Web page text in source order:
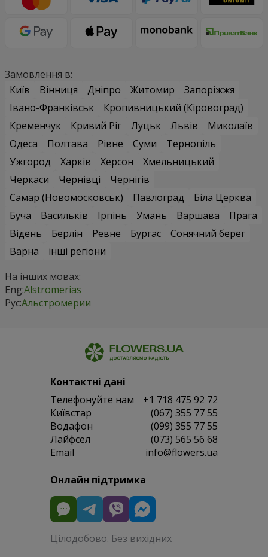
Замовлення в:
Київ
Вінниця Дніпро Житомир
Запоріжжя
Івано-Франківськ
Кропивницький (Кіровоград)
Кременчук
Кривий Ріг Луцьк Львів
Миколаїв
Одеса
Полтава Рівне Суми
Тернопіль
Ужгород
Харків Херсон
Хмельницький
Черкаси
Чернівці
Чернігів
Самар (Новомосковськ)
Павлоград
Біла Церква
Буча
Васильків Ірпінь Умань Варшава
Прага
Відень
Берлін Ревне Бургас
Сонячний берег
Варна
інші регіони
На інших мовах:
Eng:Alstromerias
Рус:Альстромерии
Контактні дані
Телефонуйте нам
+1 718 475 92 72
Київстар
(067) 355 77 55
Водафон
(099) 355 77 55
Лайфсел
(073) 565 56 68
Email
info@flowers.ua
Онлайн підтримка
Цілодобово. Без вихідних